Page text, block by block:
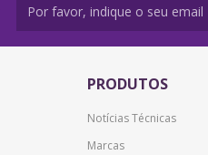
PRODUTOS
Notícias Técnicas
Marcas